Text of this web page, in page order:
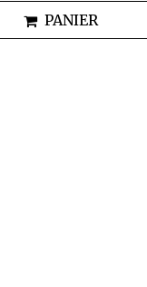
PANIER